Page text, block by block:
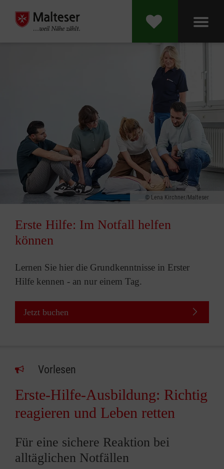
Lena Kirchner/Malteser
Erste Hilfe: Im Notfall helfen
können
Lernen Sie hier die Grundkenntnisse in Erster
Hilfe kennen - an nur einem Tag.
Jetzt buchen
Vorlesen
Erste-Hilfe-Ausbildung: Richtig
reagieren und Leben retten
Für eine sichere Reaktion bei
alltäglichen Notfällen